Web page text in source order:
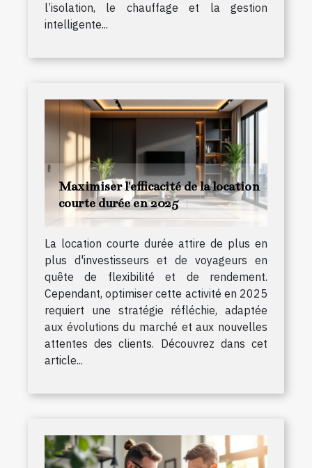
l’isolation, le chauffage et la gestion
intelligente...
Maximiser l'efficacité de la location
courte durée en 2025
La location courte durée attire de plus en
plus d'investisseurs et de voyageurs en
quête de flexibilité et de rendement.
Cependant, optimiser cette activité en 2025
requiert une stratégie réfléchie, adaptée
aux évolutions du marché et aux nouvelles
attentes des clients. Découvrez dans cet
article...